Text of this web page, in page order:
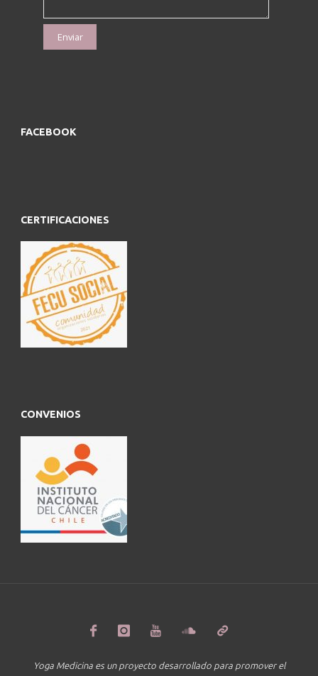
FACEBOOK
CERTIFICACIONES
CONVENIOS
Yoga Medicina es un proyecto desarrollado para promover el